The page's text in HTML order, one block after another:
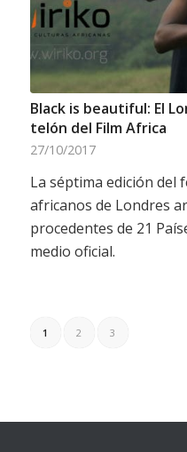
Black is beautiful: El
telón del Film Africa
27/10/2017
La séptima edición del
africanos de Londres
procedentes de 21
medio oficial.
1 2 3